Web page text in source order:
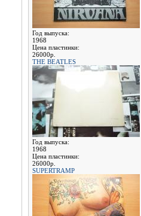
Год выпуска:
1968
Цена пластинки:
26000р.
THE BEATLES
Год выпуска:
1968
Цена пластинки:
26000р.
SUPERTRAMP